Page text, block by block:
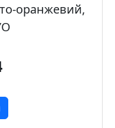
оранжевий,